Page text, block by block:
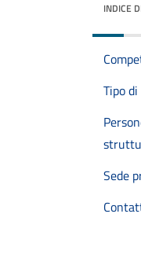
INDICE
Tipo
Sede